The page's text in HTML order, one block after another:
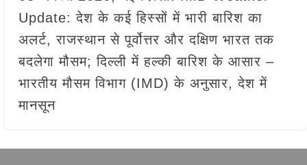
Update: देश के कई हिस्सों में भारी बारिश का
अलर्ट, राजस्थान से पूर्वोत्तर और दक्षिण भारत तक
बदलेगा मौसम; दिल्ली में हल्की बारिश के आसार –
भारतीय मौसम विभाग (IMD) के अनुसार, देश में
मानसून